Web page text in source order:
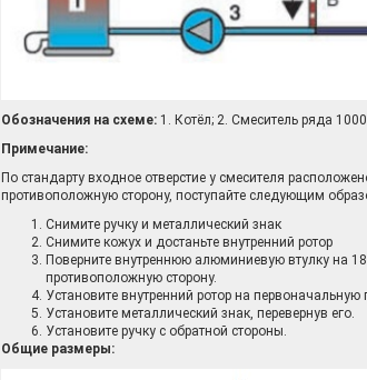
Обозначения на схеме:1. Котёл; 2. Смеситель ряда
Примечание:
По стандарту входное отверстие у смесителя
противоположную сторону, поступайте следующим
Снимите ручку и металлический знак
Снимите кожух и достаньте внутренний ротор
Поверните внутреннюю алюминиевую втулку на
противоположную сторону.
Установите внутренний ротор на первоначальную
Установите металлический знак, перевернув его.
Установите ручку с обратной стороны.
Общие размеры: